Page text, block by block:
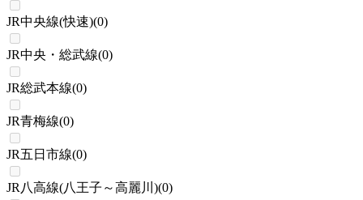
JR中央線(快速)(0)
JR中央・総武線(0)
JR総武本線(0)
JR青梅線(0)
JR五日市線(0)
JR八高線(八王子～高麗川)(0)